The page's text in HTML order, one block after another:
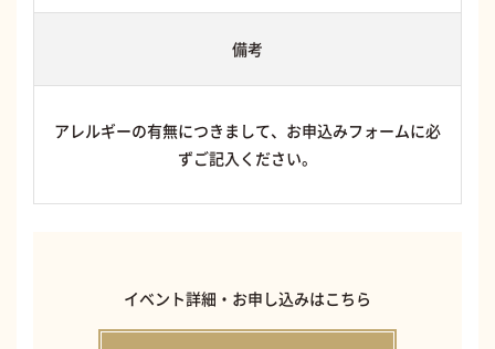
備考
アレルギーの有無につきまして、お申込みフォームに必
ずご記入ください。
イベント詳細・お申し込みはこちら